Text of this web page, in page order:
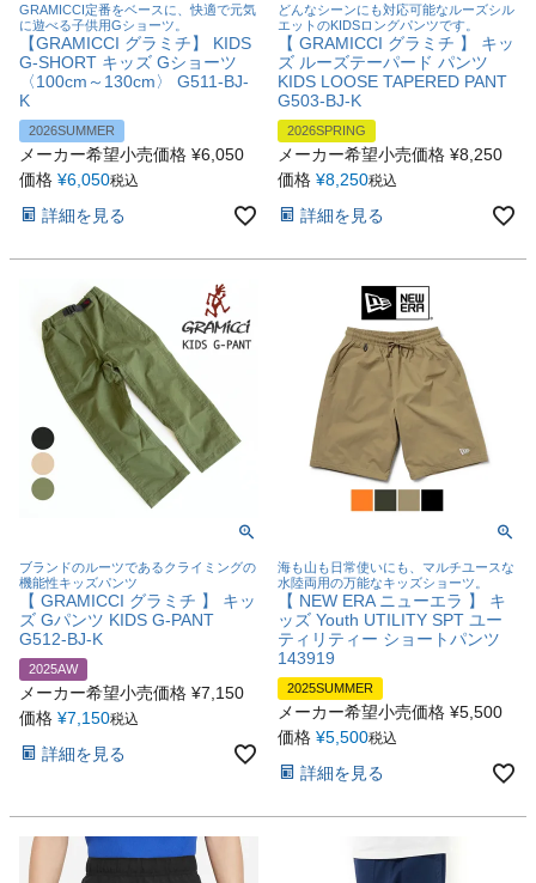
GRAMICCI定番をベースに、快適で元気
に遊べる子供用Gショーツ。
【GRAMICCI グラミチ】 KIDS
G-SHORT キッズ Gショーツ
〈100cm～130cm〉 G511-BJ-
K
2026SUMMER
メーカー希望小売価格 ¥6,050
価格 ¥6,050税込
詳細を見る
どんなシーンにも対応可能なルーズシル
エットのKIDSロングパンツです。
【 GRAMICCI グラミチ 】 キッ
ズ ルーズテーパード パンツ
KIDS LOOSE TAPERED PANT
G503-BJ-K
2026SPRING
メーカー希望小売価格 ¥8,250
価格 ¥8,250税込
詳細を見る
ブランドのルーツであるクライミングの
機能性キッズパンツ
【 GRAMICCI グラミチ 】 キッ
ズ Gパンツ KIDS G-PANT
G512-BJ-K
2025AW
メーカー希望小売価格 ¥7,150
価格 ¥7,150税込
詳細を見る
海も山も日常使いにも、マルチユースな
水陸両用の万能なキッズショーツ。
【 NEW ERA ニューエラ 】 キ
ッズ Youth UTILITY SPT ユー
ティリティー ショートパンツ
143919
2025SUMMER
メーカー希望小売価格 ¥5,500
価格 ¥5,500税込
詳細を見る